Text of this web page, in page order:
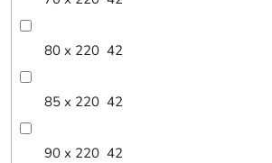
80 x 220 42
85 x 220 42
90 x 220 42